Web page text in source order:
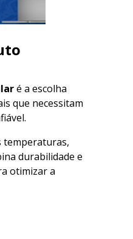
é a escolha
que necessitam
temperaturas,
durabilidade e
otimizar a
melhorar o
equipamentos